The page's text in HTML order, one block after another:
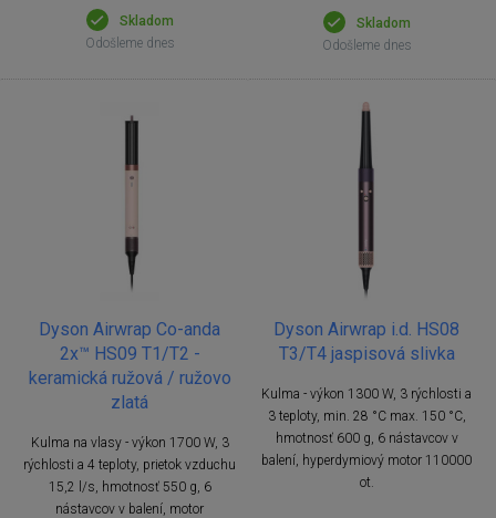
Skladom
Odošleme dnes
Skladom
Odošleme dnes
Dyson Airwrap Co-anda
2x™ HS09 T1/T2 -
keramická ružová / ružovo
zlatá
Kulma na vlasy - výkon 1700 W, 3
rýchlosti a 4 teploty, prietok vzduchu
15,2 l/s, hmotnosť 550 g, 6
nástavcov v balení, motor
Dyson Airwrap i.d. HS08
T3/T4 jaspisová slivka
Kulma - výkon 1300 W, 3 rýchlosti a
3 teploty, min. 28 °C max. 150 °C,
hmotnosť 600 g, 6 nástavcov v
balení, hyperdymiový motor 110000
ot.